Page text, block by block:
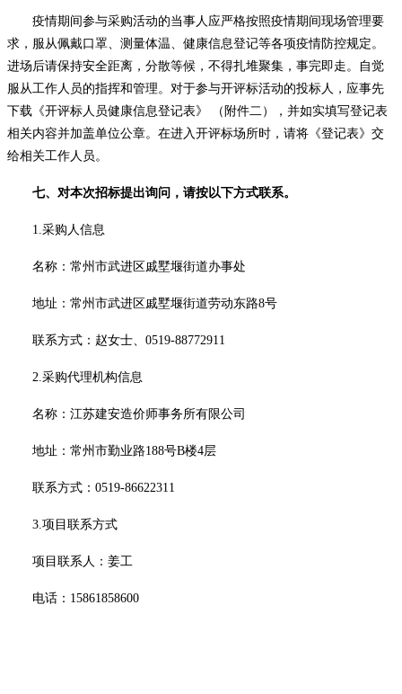
疫情期间参与采购活动的当事人应严格按照疫情期间现场管理要
求，服从佩戴口罩、测量体温、健康信息登记等各项疫情防控规定。
进场后请保持安全距离，分散等候，不得扎堆聚集，事完即走。自觉
服从工作人员的指挥和管理。对于参与开评标活动的投标人，应事先
下载《开评标人员健康信息登记表》
（附件二），并如实填写登记表
相关内容并加盖单位公章。在进入开评标场所时，请将《登记表》交
给相关工作人员。
七、对本次招标提出询问，请按以下方式联系。
1. 采购人信息
名称：常州市武进区戚墅堰街道办事处
地址：常州市武进区戚墅堰街道劳动东路8号
联系方式：赵女士、0519-88772911
2. 采购代理机构信息
名称：江苏建安造价师事务所有限公司
地址：常州市勤业路188号B楼4层
联系方式： 0519-86622311
3. 项目联系方式
项目联系人：姜工
电话： 15861858600